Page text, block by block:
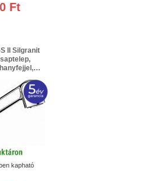
Ft
II Silgranit
3 év
gyártói
kapható